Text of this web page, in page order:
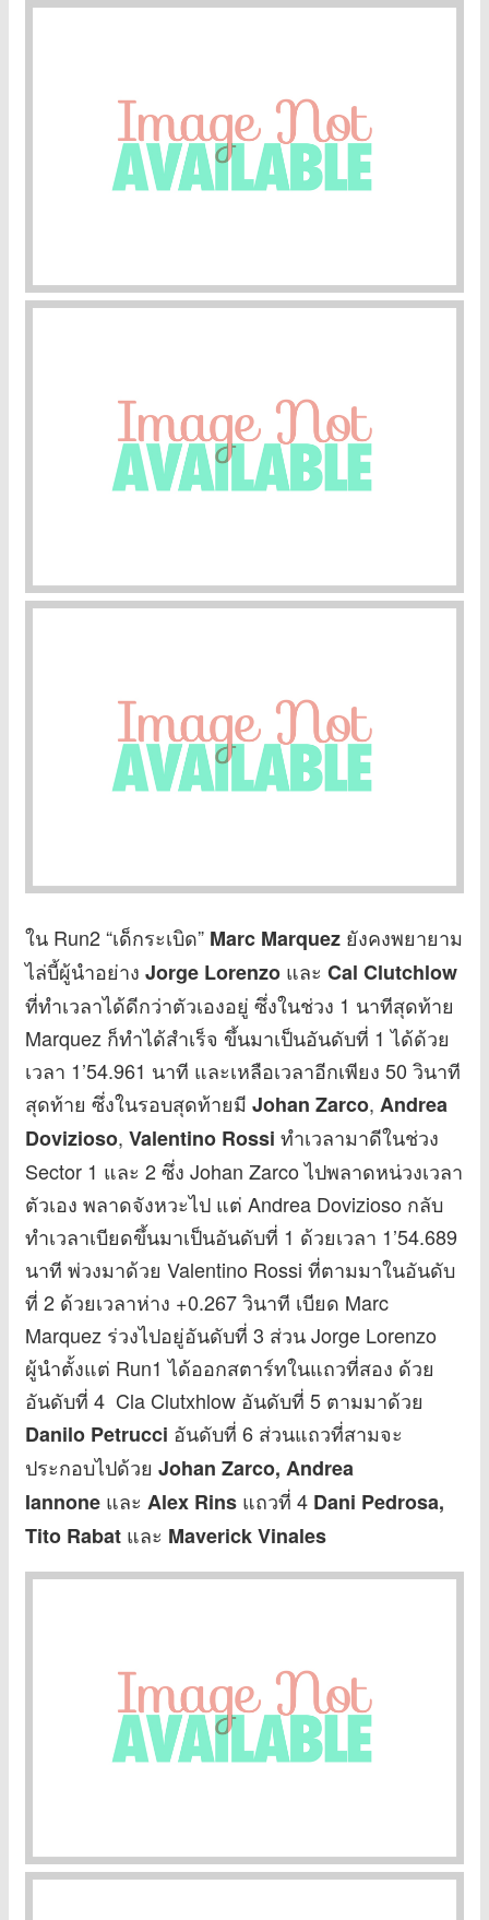
ใน Run2 “เด็กระเบิด” Marc Marquez ยังคงพยายาม
ไล่บี้ผู้นำอย่าง Jorge Lorenzo และ Cal Clutchlow
ที่ทำเวลาได้ดีกว่าตัวเองอยู่ ซึ่งในช่วง 1 นาทีสุดท้าย
Marquez ก็ทำได้สำเร็จ ขึ้นมาเป็นอันดับที่ 1 ได้ด้วย
เวลา 1’54.961 นาที และเหลือเวลาอีกเพียง 50 วินาที
สุดท้าย ซึ่งในรอบสุดท้ายมี Johan Zarco, Andrea
Dovizioso, Valentino Rossi ทำเวลามาดีในช่วง
Sector 1 และ 2 ซึ่ง Johan Zarco ไปพลาดหน่วงเวลา
ตัวเอง พลาดจังหวะไป แต่ Andrea Dovizioso กลับ
ทำเวลาเบียดขึ้นมาเป็นอันดับที่ 1 ด้วยเวลา 1’54.689
นาที พ่วงมาด้วย Valentino Rossi ที่ตามมาในอันดับ
ที่ 2 ด้วยเวลาห่าง +0.267 วินาที เบียด Marc
Marquez ร่วงไปอยู่อันดับที่ 3 ส่วน Jorge Lorenzo
ผู้นำตั้งแต่ Run1 ได้ออกสตาร์ทในแถวที่สอง ด้วย
อันดับที่ 4 Cla Clutxhlow อันดับที่ 5 ตามมาด้วย
Danilo Petrucci อันดับที่ 6 ส่วนแถวที่สามจะ
ประกอบไปด้วย Johan Zarco, Andrea
Iannone และ Alex Rins แถวที่ 4 Dani Pedrosa,
Tito Rabat และ Maverick Vinales